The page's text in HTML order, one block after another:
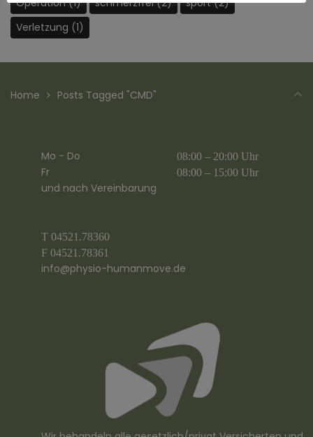
Operation(1) schmerzfrei(2) sport(2)
Verletzung (1)
Home Posts Tagged "CMD"
Mo - Do 08:00 – 20:00 Uhr
Fr 08:00 – 15:00 Uhr
und nach Vereinbarung
T 04521.78360
F 04521.78361
info@physio-humanmove.de